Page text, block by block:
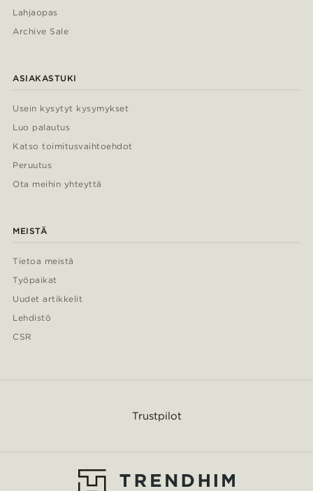
Lahjaopas
Archive Sale
ASIAKASTUKI
Usein kysytyt kysymykset
Luo palautus
Katso toimitusvaihtoehdot
Peruutus
Ota meihin yhteyttä
MEISTÄ
Tietoa meistä
Työpaikat
Uudet artikkelit
Lehdistö
CSR
Trustpilot